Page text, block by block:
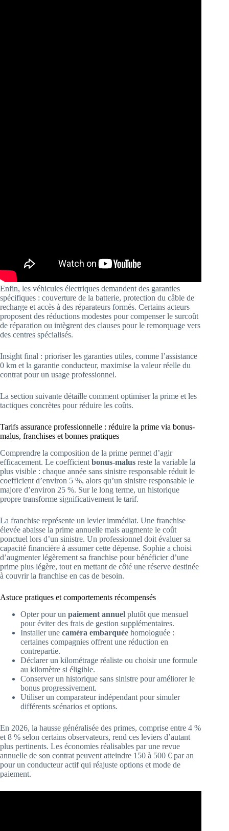
Enfin, les véhicules électriques demandent des garanties
spécifiques : couverture de la batterie, protection du câble de
recharge et accès à des réparateurs formés. Certains acteurs
proposent des réductions modestes pour compenser le surcoût
de réparation ou intègrent des clauses pour le remorquage vers
des centres spécialisés.
Insight final : prioriser les garanties utiles, comme l’assistance
0 km et la garantie conducteur, maximise la valeur réelle du
contrat pour un usage professionnel.
La section suivante détaille comment optimiser la prime et les
tactiques concrètes pour réduire les coûts.
Tarifs assurance professionnelle : réduire la prime via bonus-
malus, franchises et bonnes pratiques
Comprendre la composition de la prime permet d’agir
efficacement. Le coefficient bonus-malus reste la variable la
plus visible : chaque année sans sinistre responsable réduit le
coefficient d’environ 5 %, alors qu’un sinistre responsable le
majore d’environ 25 %. Sur le long terme, un historique
propre transforme significativement le tarif.
La franchise représente un levier immédiat. Une franchise
élevée abaisse la prime annuelle mais augmente le coût
ponctuel lors d’un sinistre. Un professionnel doit évaluer sa
capacité financière à assumer cette dépense. Sophie a choisi
d’augmenter légèrement sa franchise pour bénéficier d’une
prime plus légère, tout en mettant de côté une réserve destinée
à couvrir la franchise en cas de besoin.
Astuce pratiques et comportements récompensés
Opter pour un paiement annuel plutôt que mensuel
pour éviter des frais de gestion supplémentaires.
Installer une caméra embarquée homologuée :
certaines compagnies offrent une réduction en
contrepartie.
Déclarer un kilométrage réaliste ou choisir une formule
au kilomètre si éligible.
Conserver un historique sans sinistre pour améliorer le
bonus progressivement.
Utiliser un comparateur indépendant pour simuler
différents scénarios et options.
En 2026, la hausse généralisée des primes, comprise entre 4 %
et 8 % selon certains observateurs, rend ces leviers d’autant
plus pertinents. Les économies réalisables par une revue
annuelle de son contrat peuvent atteindre 150 à 500 € par an
pour un conducteur actif qui réajuste options et mode de
paiement.